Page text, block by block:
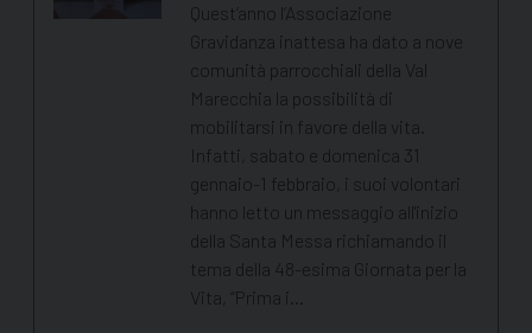
Quest’anno l’Associazione
Gravidanza inattesa ha dato a nove
comunità parrocchiali della Val
Marecchia la possibilità di
mobilitarsi in favore della vita.
Infatti, sabato e domenica 31
gennaio-1 febbraio, i suoi volontari
hanno letto un messaggio all'inizio
della Santa Messa richiamando il
tema della 48-esima Giornata per la
Vita, “Prima i…